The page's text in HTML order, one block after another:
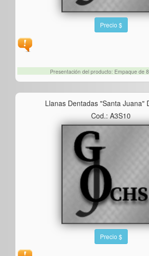
Precio $
Presentación del producto: Empaque de
Llanas Dentadas "santa Juana"
Cod.: A3S10
Precio $